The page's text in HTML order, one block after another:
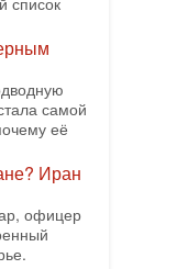
об
По его
на этот
самой
её
Иран
офицер